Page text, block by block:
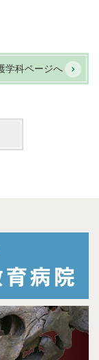
学科ページへ